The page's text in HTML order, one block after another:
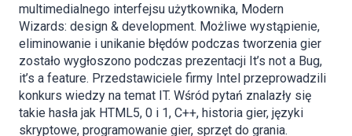
multimedialnego interfejsu użytkownika, Modern
Wizards: design & development. Możliwe wystąpienie,
eliminowanie i unikanie błędów podczas tworzenia gier
zostało wygłoszono podczas prezentacji It’s not a Bug,
it’s a feature. Przedstawiciele firmy Intel przeprowadzili
konkurs wiedzy na temat IT. Wśród pytań znalazły się
takie hasła jak HTML5, 0 i 1, C++, historia gier, języki
skryptowe, programowanie gier, sprzęt do grania.